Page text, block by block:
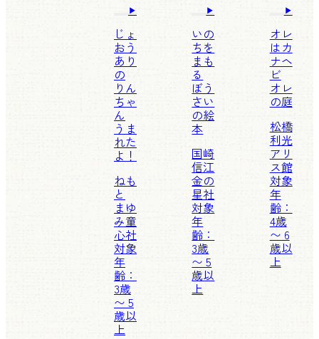
じょ
おう
あり
の
りん
ちゃ
ん
うま
れた
よ！
ねも
と
まゆ
み童
心社
対象
年
齢：
3歳
〜 5
歳以
上
いの
ちを
まも
る
ぼう
さい
の絵
本
国崎
信江
金の
星社
対象
年
齢：
3歳
〜 5
歳以
上
オレ
はカ
ナヘ
ビ
オレ
の庭
松橋
利光
アリ
ス館
対象
年
齢：
4歳
〜 6
歳以
上